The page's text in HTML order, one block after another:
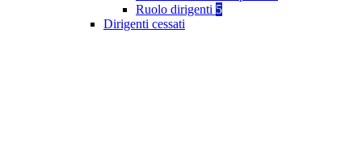
Ruolo dirigenti 5
Dirigenti cessati